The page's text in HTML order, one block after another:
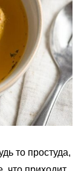
то простуда,